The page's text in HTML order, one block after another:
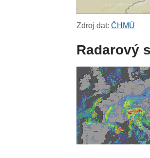
Zdroj dat:ČHMÚ
Radarový